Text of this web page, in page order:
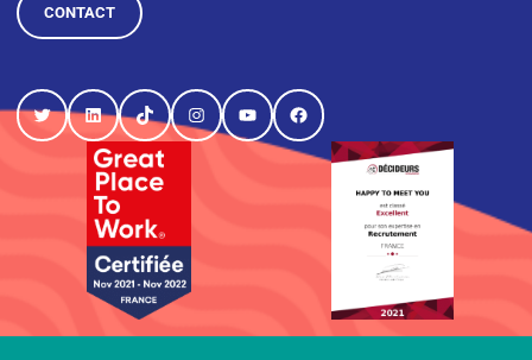
CONTACT
TwitterLinkedInTikTokInstagram
YouTubeFacebook